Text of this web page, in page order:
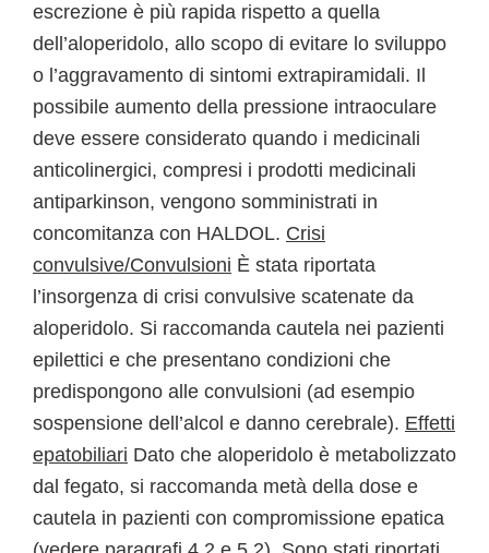
escrezione è più rapida rispetto a quella
dell’aloperidolo, allo scopo di evitare lo sviluppo
o l’aggravamento di sintomi extrapiramidali. Il
possibile aumento della pressione intraoculare
deve essere considerato quando i medicinali
anticolinergici, compresi i prodotti medicinali
antiparkinson, vengono somministrati in
concomitanza con HALDOL. Crisi
convulsive/Convulsioni È stata riportata
l’insorgenza di crisi convulsive scatenate da
aloperidolo. Si raccomanda cautela nei pazienti
epilettici e che presentano condizioni che
predispongono alle convulsioni (ad esempio
sospensione dell’alcol e danno cerebrale). Effetti
epatobiliari Dato che aloperidolo è metabolizzato
dal fegato, si raccomanda metà della dose e
cautela in pazienti con compromissione epatica